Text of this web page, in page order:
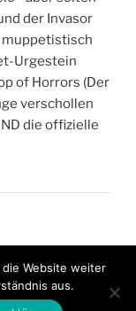
der Invasor
muppetistisch
Urgestein
of Horrors (Der
verschollen
die offizielle
Website weiter
aus.